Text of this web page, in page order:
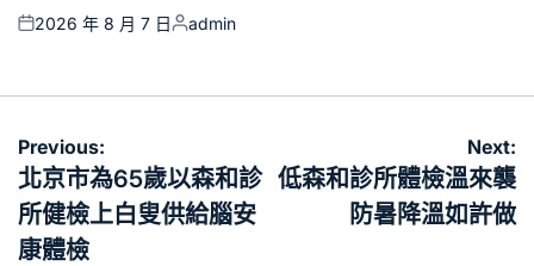
Posted
2026 年 8 月 7 日
Posted
admin
文
章
導
覽
Previous:
北京市為65歲以森和診
所健檢上白叟供給腦安
康體檢
Next:
低森和診所體檢溫來襲
防暑降溫如許做